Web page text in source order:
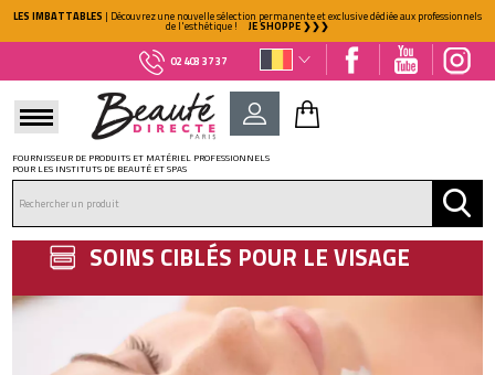
LES IMBATTABLES | Découvrez une nouvelle sélection permanente et exclusive dédiée aux professionnels
de l'esthétique ! JE SHOPPE ❯❯❯
02 403 37 37
FOURNISSEUR DE PRODUITS ET MATÉRIEL PROFESSIONNELS
POUR LES INSTITUTS DE BEAUTÉ ET SPAS
SOINS CIBLÉS POUR LE VISAGE